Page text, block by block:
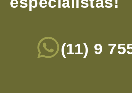
(11) 9